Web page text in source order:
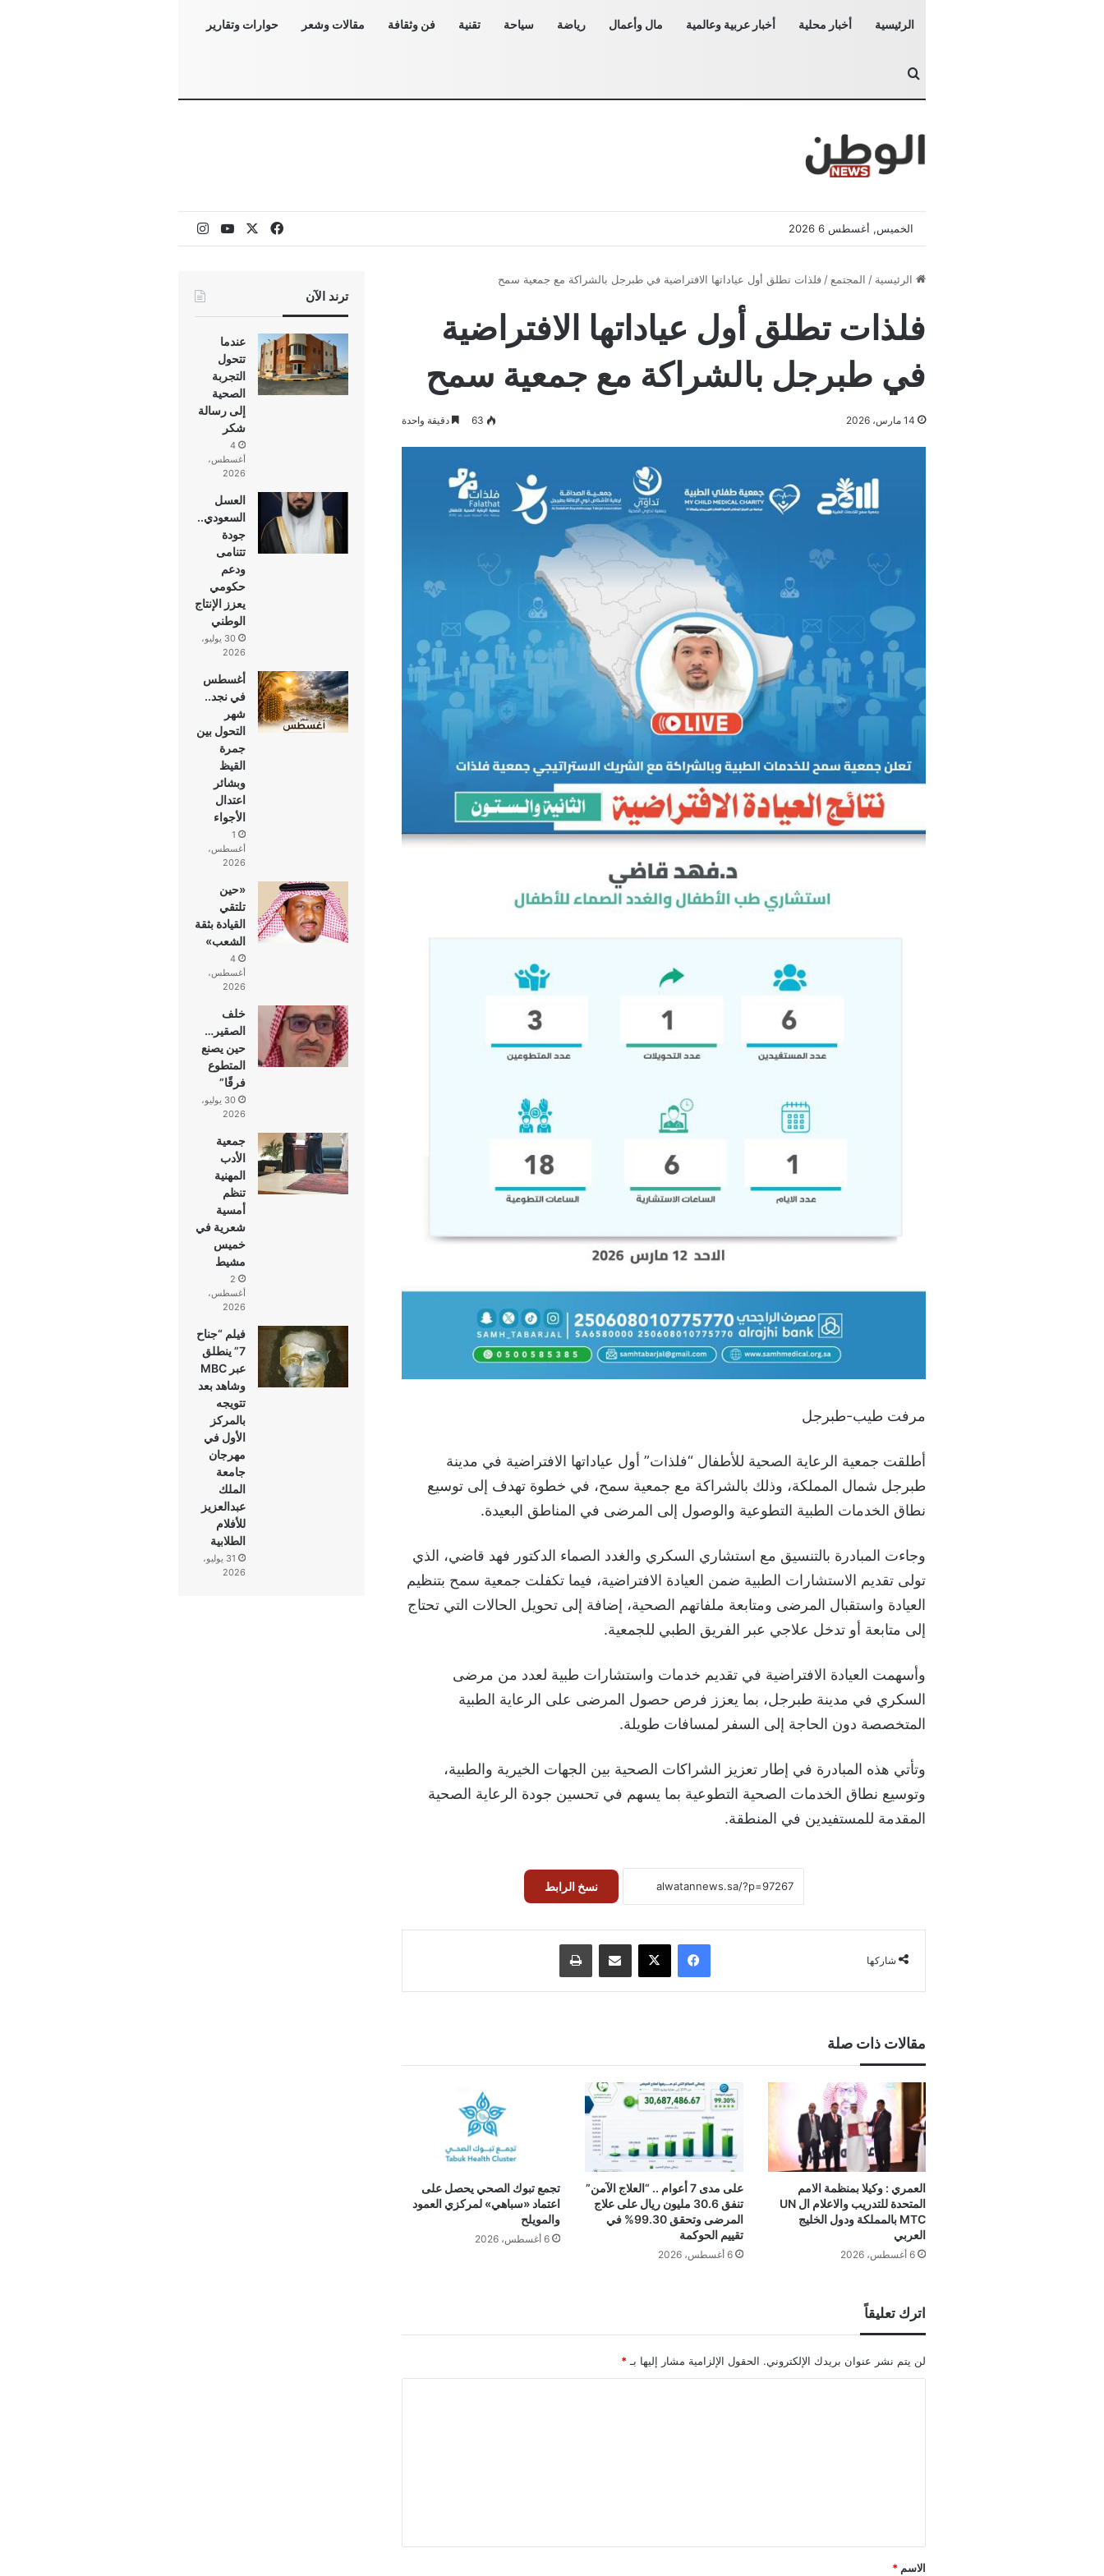
الرئيسية أخبار محلية أخبار عربية وعالمية مال وأعمال رياضة سياحة تقنية فن وثقافة مقالات وشعر حوارات وتقارير
بحث عن
الخميس, أغسطس 6 2026 فيسبوك ‫YouTubeانستقرام
الرئيسية / المجتمع / فلذات تطلق أول عياداتها الافتراضية في طبرجل بالشراكة مع جمعية سمح
فلذات تطلق أول عياداتها الافتراضية
في طبرجل بالشراكة مع جمعية سمح
14 مارس، 2026 63 دقيقة واحدة
مرفت طيب-طبرجل
أطلقت جمعية الرعاية الصحية للأطفال “فلذات” أول عياداتها الافتراضية في مدينة
طبرجل شمال المملكة، وذلك بالشراكة مع جمعية سمح، في خطوة تهدف إلى توسيع
نطاق الخدمات الطبية التطوعية والوصول إلى المرضى في المناطق البعيدة.
وجاءت المبادرة بالتنسيق مع استشاري السكري والغدد الصماء الدكتور فهد قاضي، الذي
تولى تقديم الاستشارات الطبية ضمن العيادة الافتراضية، فيما تكفلت جمعية سمح بتنظيم
العيادة واستقبال المرضى ومتابعة ملفاتهم الصحية، إضافة إلى تحويل الحالات التي تحتاج
إلى متابعة أو تدخل علاجي عبر الفريق الطبي للجمعية.
وأسهمت العيادة الافتراضية في تقديم خدمات واستشارات طبية لعدد من مرضى
السكري في مدينة طبرجل، بما يعزز فرص حصول المرضى على الرعاية الطبية
المتخصصة دون الحاجة إلى السفر لمسافات طويلة.
وتأتي هذه المبادرة في إطار تعزيز الشراكات الصحية بين الجهات الخيرية والطبية،
وتوسيع نطاق الخدمات الصحية التطوعية بما يسهم في تحسين جودة الرعاية الصحية
المقدمة للمستفيدين في المنطقة.
نسخ الرابط
شاركها
فيسبوك ‫X مشاركة عبر البريد طباعة
مقالات ذات صلة
العمري : وكيلا بمنظمة الامم
المتحدة للتدريب والاعلام ال UN
MTC بالمملكة ودول الخليج
العربي
6 أغسطس، 2026
على مدى 7 أعوام .. “العلاج الآمن”
تنفق 30.6 مليون ريال على علاج
المرضى وتحقق 99.30% في
تقييم الحوكمة
6 أغسطس، 2026
تجمع تبوك الصحي يحصل على
اعتماد «سباهي» لمركزي العمود
والمويلح
6 أغسطس، 2026
اترك تعليقاً
لن يتم نشر عنوان بريدك الإلكتروني. الحقول الإلزامية مشار إليها بـ *
*
الاسم *
ترند الآن
عندما
تتحول
التجربة
الصحية
إلى رسالة
شكر
4
أغسطس،
2026
العسل
السعودي..
جودة
تتنامى
ودعم
حكومي
يعزز الإنتاج
الوطني
30 يوليو،
2026
أغسطس
في نجد..
شهر
التحول بين
جمرة
القيظ
وبشائر
اعتدال
الأجواء
1
أغسطس،
2026
«حين
تلتقي
القيادة بثقة
الشعب»
4
أغسطس،
2026
خلف
الصقير…
حين يصنع
المتطوع
فرقًا”
30 يوليو،
2026
جمعية
الأدب
المهنية
تنظم
أمسية
شعرية في
خميس
مشيط
2
أغسطس،
2026
فيلم “جناح
7” ينطلق
عبر MBC
وشاهد بعد
تتويجه
بالمركز
الأول في
مهرجان
جامعة
الملك
عبدالعزيز
للأفلام
الطلابية
31 يوليو،
2026